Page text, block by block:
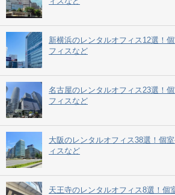
新横浜のレンタルオフィス12選！
フィスなど
名古屋のレンタルオフィス23選！
フィスなど
大阪のレンタルオフィス38選！個
ィスなど
天王寺のレンタルオフィス8選！個